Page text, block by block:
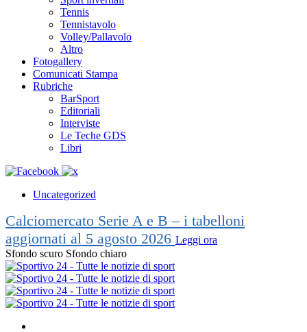
Tennis
Tennistavolo
Volley/Pallavolo
Altro
Fotogallery
Comunicati Stampa
Rubriche
BarSport
Editoriali
Interviste
Le Teche GDS
Libri
Uncategorized
Calciomercato Serie A e B – i tabelloni
aggiornati al 5 agosto 2026 Leggi ora
Sfondo scuro Sfondo chiaro